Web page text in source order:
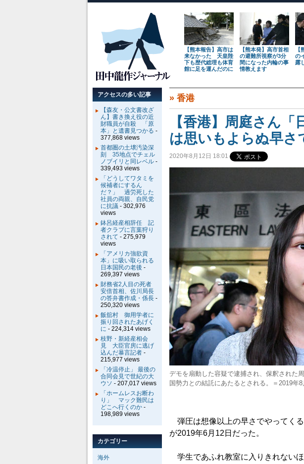
【熊本報告】高市は
来なかった 天皇陛
下も歴代総理も体育
館に足を運んだのに
【熊本発】高市首相
の避難所視察が3分
間になった内輪の事
情教えます
【
の
露
» 香港
【香港】周庭さん
は思いもよらぬ早さ
2020年8月12日 18:01
デモを扇動した容疑で逮捕され、保釈された
国勢力との結託にあたるとされる。＝2019
弾圧は想像以上の早さでやってく
が2019年6月12日だった。
学生であふれ教室に入りきれない
アクセスの多い記事
【森友・公文書改ざ
ん】書き換え役の近
財職員が自殺 「原
本」と遺書見つかる -
377,868 views
首都圏の土壌汚染深
刻 35地点でチェル
ノブイリと同レベル -
339,493 views
「どうしてワタミを
候補者にするん
だ？」 過労死した
社員の両親、自民党
に抗議 - 302,976
views
鉢呂経産相辞任 記
者クラブに言葉狩り
されて - 275,979
views
「アメリカ強欲資
本」に吸い取られる
日本国民の老後 -
269,397 views
財務省2人目の死者
安倍首相、佐川局長
の答弁書作成・係長 -
250,320 views
飯舘村 御用学者に
振り回されたあげく
に - 224,314 views
枝野・新経産相会
見 大臣官房に逃げ
込んだ暴言記者 -
215,977 views
「冷温停止」 最後の
合同会見で世紀の大
ウソ - 207,017 views
「ホームレスお断わ
り」 マック難民は
どこへ行くのか -
198,989 views
カテゴリー
海外